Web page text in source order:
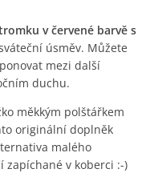
v červené barvě s
úsměv. Můžete
mezi další
duchu.
měkkým polštářkem
originální doplněk
malého
zapíchané v koberci :-)